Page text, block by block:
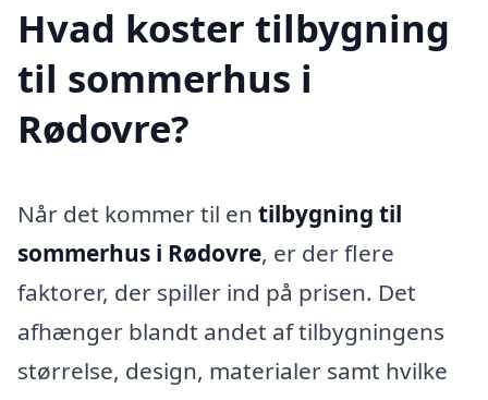
Hvad koster tilbygning
til sommerhus i
Rødovre?
Når det kommer til en tilbygning til
sommerhus i Rødovre, er der flere
faktorer, der spiller ind på prisen. Det
afhænger blandt andet af tilbygningens
størrelse, design, materialer samt hvilke